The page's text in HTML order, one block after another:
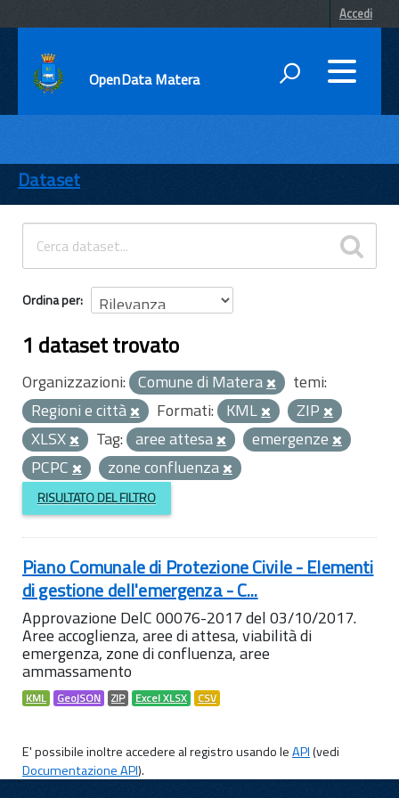
Accedi
OpenData Matera
ENTI
TEMI
INFORMAZIONI
Dataset
Ordina per
1 dataset trovato
Organizzazioni: Comune di Matera
temi:
Regioni e città
Formati: KML
ZIP
XLSX
Tag: aree attesa
emergenze
PCPC
zone confluenza
RISULTATO DEL FILTRO
Piano Comunale di Protezione Civile - Elementi
di gestione dell'emergenza - C...
Approvazione DelC 00076-2017 del 03/10/2017.
Aree accoglienza, aree di attesa, viabilità di
emergenza, zone di confluenza, aree
ammassamento
KML GeoJSON ZIP Excel XLSX CSV
E' possibile inoltre accedere al registro usando leAPI(vedi
Documentazione API).